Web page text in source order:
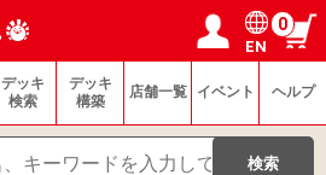
ログイン／会員登録
マイページ
EN
0
デッキ
検索
デッキ
構築
店舗一覧 イベント ヘルプ